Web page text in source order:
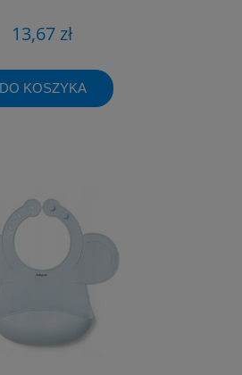
13,67 zł
DO KOSZYKA